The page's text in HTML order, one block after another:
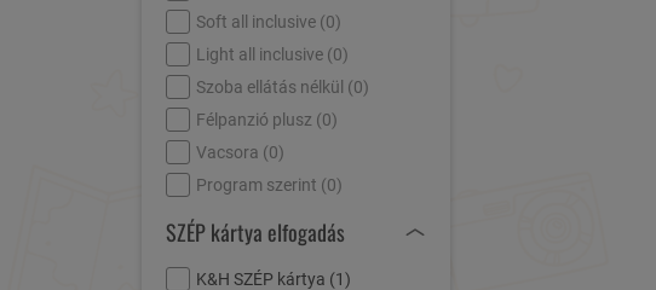
Soft all inclusive (0)
Light all inclusive (0)
Szoba ellátás nélkül (0)
Félpanzió plusz (0)
Vacsora (0)
Program szerint (0)
SZÉP kártya elfogadás
K&H SZÉP kártya (1)